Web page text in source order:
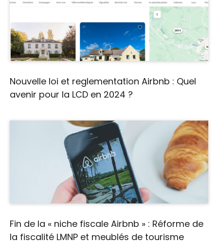
Nouvelle loi et reglementation Airbnb : Quel
avenir pour la LCD en 2024 ?
Fin de la « niche fiscale Airbnb » : Réforme de
la fiscalité LMNP et meublés de tourisme